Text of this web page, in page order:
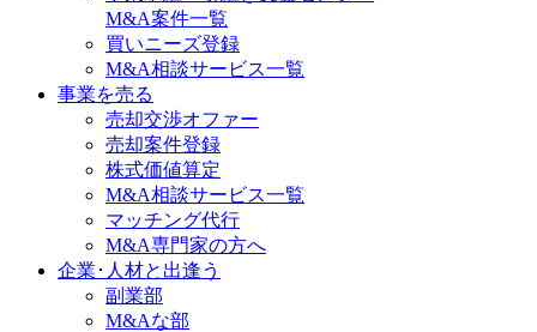
M&A案件一覧
買いニーズ登録
M&A相談サービス一覧
事業を売る
売却交渉オファー
売却案件登録
株式価値算定
M&A相談サービス一覧
マッチング代行
M&A専門家の方へ
企業･人材と出逢う
副業部
M&Aな部